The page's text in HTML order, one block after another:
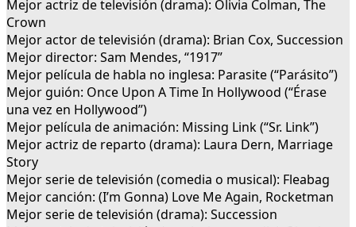
Mejor actriz de televisión (drama): Olivia Colman, The
Crown
Mejor actor de televisión (drama): Brian Cox, Succession
Mejor director: Sam Mendes, “1917”
Mejor película de habla no inglesa: Parasite (“Parásito”)
Mejor guión: Once Upon A Time In Hollywood (“Érase
una vez en Hollywood”)
Mejor película de animación: Missing Link (“Sr. Link”)
Mejor actriz de reparto (drama): Laura Dern, Marriage
Story
Mejor serie de televisión (comedia o musical): Fleabag
Mejor canción: (I’m Gonna) Love Me Again, Rocketman
Mejor serie de televisión (drama): Succession